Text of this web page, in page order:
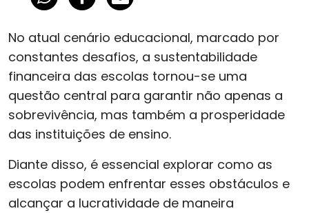
No atual cenário educacional, marcado por
constantes desafios, a sustentabilidade
financeira das escolas tornou-se uma
questão central para garantir não apenas a
sobrevivência, mas também a prosperidade
das instituições de ensino.
Diante disso, é essencial explorar como as
escolas podem enfrentar esses obstáculos e
alcançar a lucratividade de maneira